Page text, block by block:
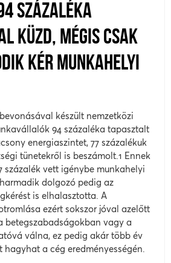
SZÁZALÉKA
KÜZD, MÉGIS CSAK
KÉR MUNKAHELYI
készült nemzetközi
94 százaléka tapasztalt
energiaszintet, 77 százalékuk
tünetekről is beszámolt.1 Ennek
százalék vett igénybe munkahelyi
dolgozó pedig az
is elhalasztotta. A
ezért sokszor jóval azelőtt
betegszabadságokban vagy a
válna, ez pedig akár több év
a cég eredményességén.